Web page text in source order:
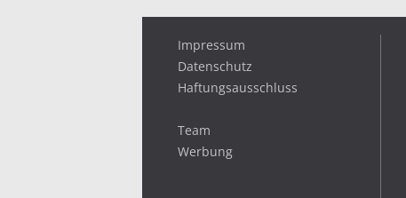
Impressum
Datenschutz
Haftungsausschluss
Team
Werbung